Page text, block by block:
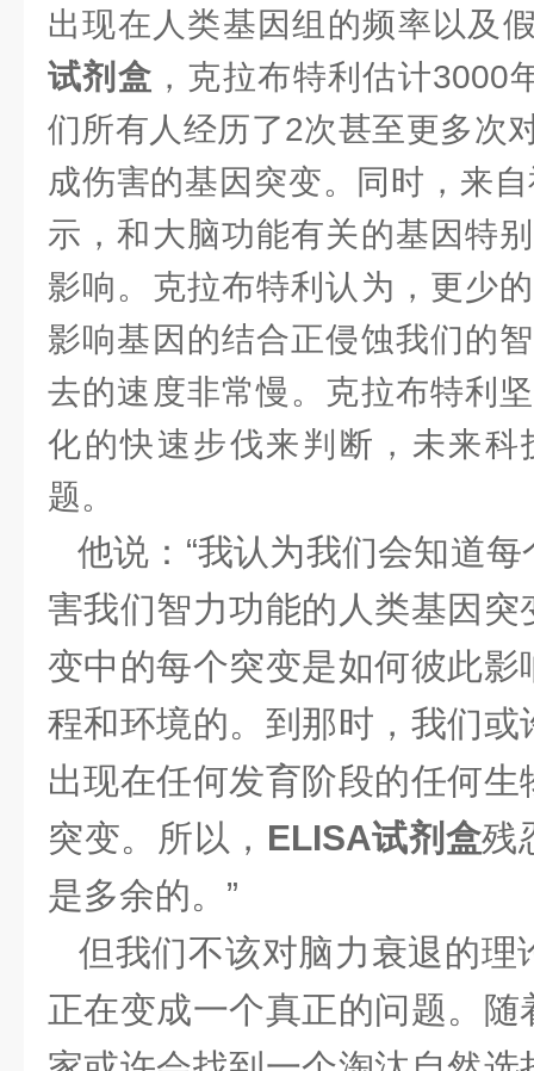
出现在人类基因组的频率以及
试剂盒 ，克拉布特利估计
们所有人经历了2次甚至更多次
成伤害的基因突变。同时，来
示，和大脑功能有关的基因特
影响。克拉布特利认为，更少
影响基因的结合正侵蚀我们的
去的速度非常慢。克拉布特利
化的快速步伐来判断，未来科
题。
他说：“我认为我们会知道
害我们智力功能的人类基因
变中的每个突变是如何彼此
程和环境的。到那时，我们
出现在任何发育阶段的任何
突变。所以， ELISA试剂盒残
是多余的。”
但我们不该对脑力衰退的理
正在变成一个真正的问题。